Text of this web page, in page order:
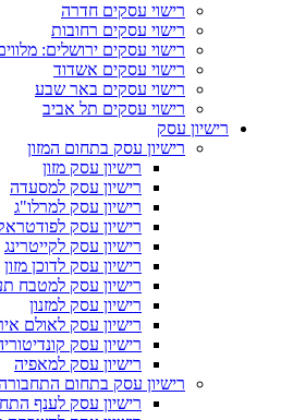
רישוי עסקים חדרה
רישוי עסקים רחובות
רישוי עסקים ירושלים:
רישוי עסקים אשדוד
רישוי עסקים באר שבע
רישוי עסקים תל אביב
רישיון עסק
רישיון עסק בתחום המזון
רישיון עסק מזון
רישיון עסק למסעדה
רישיון עסק למרלו"ג
רישיון עסק
רישיון עסק לקייטרינג
רישיון עסק לדוכן מזון
רישיון עסק למטבח
רישיון עסק למזנון
רישיון עסק לאולם
רישיון עסק
רישיון עסק למאפיה
רישיון עסק בתחום
רישיון עסק לענף